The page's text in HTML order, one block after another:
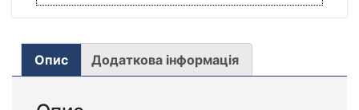
КІЛЬКІСТЬ
Опис Додаткова інформація